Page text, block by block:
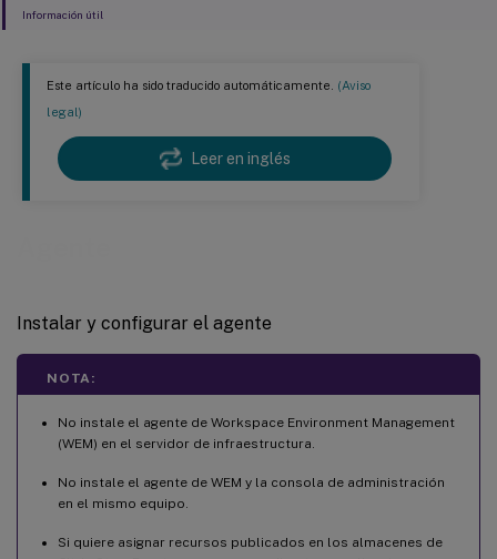
Este artículo ha sido traducido automáticamente. (Aviso
legal)
Leer en inglés
Instalar y configurar el agente
NOTA:
No instale el agente de Workspace Environment Management
(WEM) en el servidor de infraestructura.
No instale el agente de WEM y la consola de administración
en el mismo equipo.
Si quiere asignar recursos publicados en los almacenes de
Información útil